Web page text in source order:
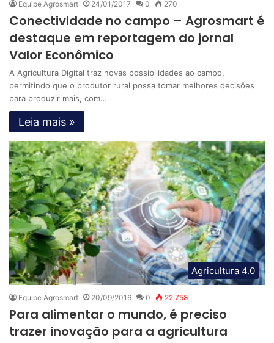
Equipe Agrosmart 24/01/2017 0 270
Conectividade no campo – Agrosmart é
destaque em reportagem do jornal
Valor Econômico
A Agricultura Digital traz novas possibilidades ao campo,
permitindo que o produtor rural possa tomar melhores decisões
para produzir mais, com…
Leia mais »
Agricultura 4.0
Equipe Agrosmart 20/09/2016 0 22.758
Para alimentar o mundo, é preciso
trazer inovação para a agricultura